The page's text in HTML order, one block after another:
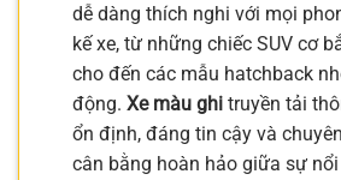
dễ dàng thích nghi với mọi
kế xe, từ những chiếc SUV cơ
cho đến các mẫu hatchback
động. Xe màu ghi truyền tải
ổn định, đáng tin cậy và
cân bằng hoàn hảo giữa sự